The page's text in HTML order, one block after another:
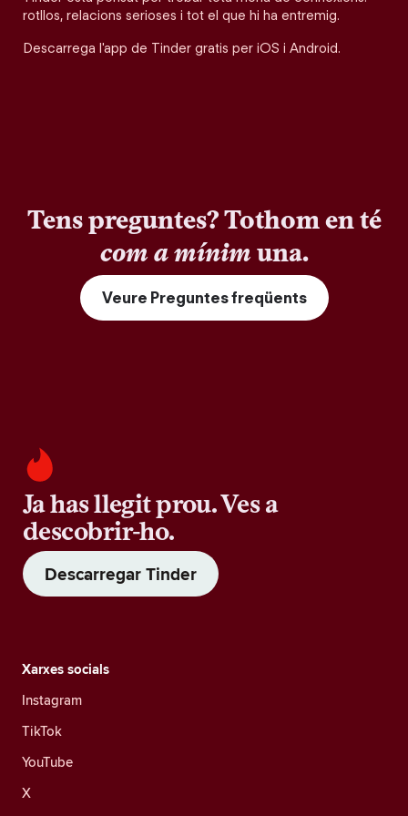
rotllos, relacions serioses i tot el que hi ha entremig.
Descarrega l'app de Tinder gratis per iOS i Android.
Tens preguntes? Tothom en té
com a mínimuna.
Veure Preguntes freqüents
Ja has llegit prou. Ves a
descobrir-ho.
Descarregar Tinder
Xarxes socials
Instagram
TikTok
YouTube
X